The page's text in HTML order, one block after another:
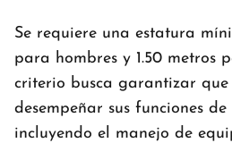
Se requiere una estatura
para hombres y 1.50 metros
criterio busca garantizar
desempeñar sus funciones
incluyendo el manejo de